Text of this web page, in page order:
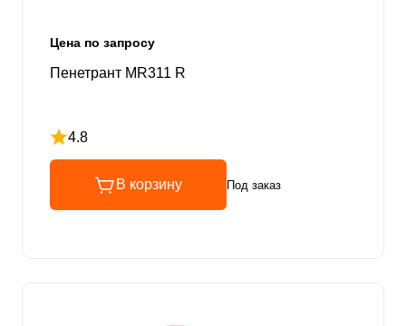
Цена по запросу
Пенетрант MR311 R
4.8
Рейтинг 4.8 из 5
В корзину Под заказ